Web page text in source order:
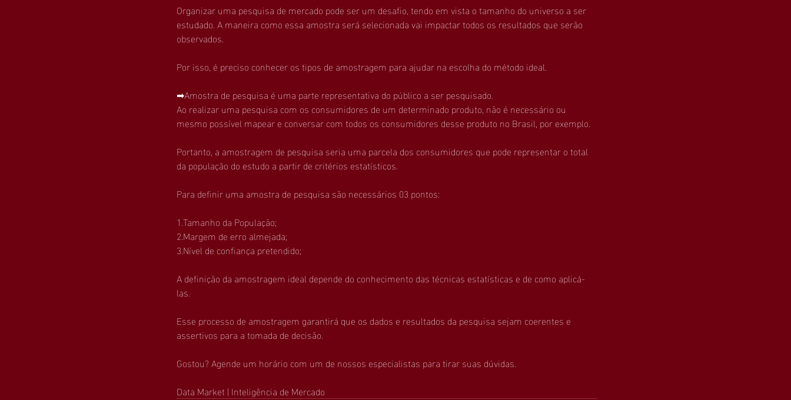
Organizar uma pesquisa de mercado pode ser um desafio, tendo em vista o tamanho do universo a ser
estudado. A maneira como essa amostra será selecionada vai impactar todos os resultados que serão
observados.
Por isso, é preciso conhecer os tipos de amostragem para ajudar na escolha do método ideal.
➡Amostra de pesquisa é uma parte representativa do público a ser pesquisado.
Ao realizar uma pesquisa com os consumidores de um determinado produto, não é necessário ou
mesmo possível mapear e conversar com todos os consumidores desse produto no Brasil, por exemplo.
Portanto, a amostragem de pesquisa seria uma parcela dos consumidores que pode representar o total
da população do estudo a partir de critérios estatísticos.
Para definir uma amostra de pesquisa são necessários 03 pontos:
1.Tamanho da População;
2.Margem de erro almejada;
3.Nível de confiança pretendido;
A definição da amostragem ideal depende do conhecimento das técnicas estatísticas e de como aplicá-
las.
Esse processo de amostragem garantirá que os dados e resultados da pesquisa sejam coerentes e
assertivos para a tomada de decisão.
Gostou? Agende um horário com um de nossos especialistas para tirar suas dúvidas.
Data Market | Inteligência de Mercado